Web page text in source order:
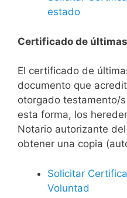
estado
Certificado de
El certificado de
documento que
otorgado testamento/
esta forma, los
Notario autorizante
obtener una copia
Solicitar
Voluntad